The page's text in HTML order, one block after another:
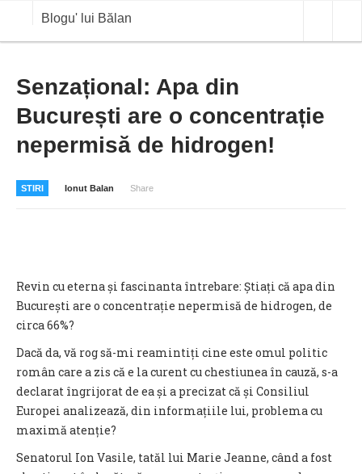
Blogu' lui Bălan
ANALIZE
BLOG IN DIALOG
Senzațional: Apa din
București are o concentrație
nepermisă de hidrogen!
STIRI Ionut Balan Share
Revin cu eterna și fascinanta întrebare: Știați că apa din
București are o concentrație nepermisă de hidrogen, de
circa 66%?
Dacă da, vă rog să-mi reamintiți cine este omul politic
român care a zis că e la curent cu chestiunea în cauză, s-a
declarat îngrijorat de ea și a precizat că și Consiliul
Europei analizează, din informațiile lui, problema cu
maximă atenție?
Senatorul Ion Vasile, tatăl lui Marie Jeanne, când a fost